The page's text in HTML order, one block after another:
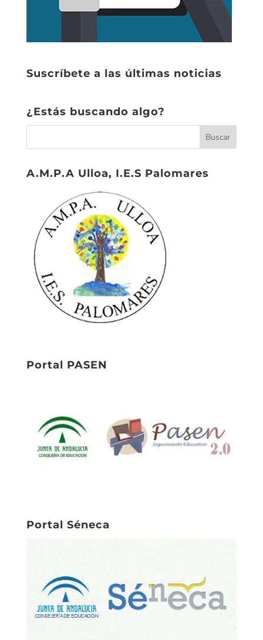
Suscríbete a las últimas noticias
¿Estás buscando algo?
A.M.P.A Ulloa, I.E.S Palomares
Portal PASEN
Portal Séneca